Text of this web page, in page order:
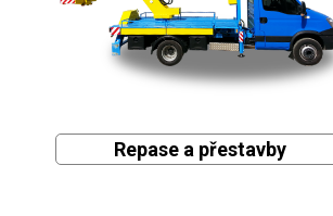
Repase a přestavby